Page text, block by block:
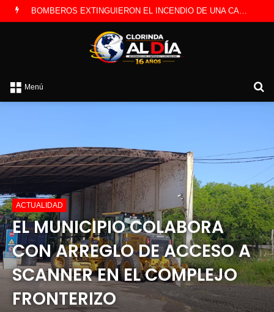
LA POLICÍA INVESTIGA ROBO A CAMBISTA OCURRIDO ESTE JUEVES
Menú
ACTUALIDAD
EL MUNICIPIO COLABORA
CON ARREGLO DE ACCESO A
SCANNER EN EL COMPLEJO
FRONTERIZO